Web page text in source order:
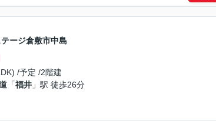
ージ倉敷市中島
/予定 /2階建
「福井 」駅 徒歩26分